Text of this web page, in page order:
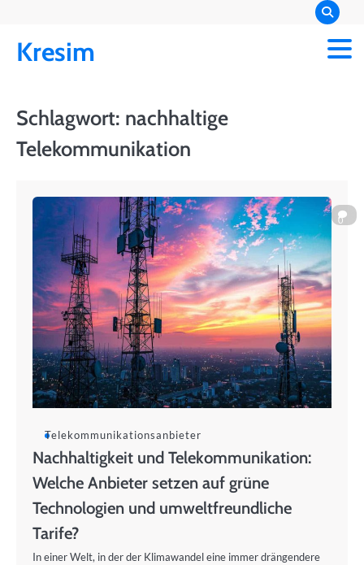
content
Kresim
Schlagwort: nachhaltige
Telekommunikation
0
Telekommunikationsanbieter
Nachhaltigkeit und Telekommunikation:
Welche Anbieter setzen auf grüne
Technologien und umweltfreundliche
Tarife?
In einer Welt, in der der Klimawandel eine immer drängendere